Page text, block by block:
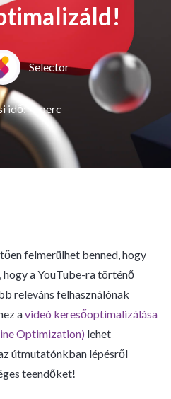
Selector
idő: 4 perc
felmerülhet benned, hogy
hogy a YouTube-ra történő
releváns felhasználónak
avideó keresőoptimalizálása
Optimization) lehet
útmutatónkban lépésről
teendőket!